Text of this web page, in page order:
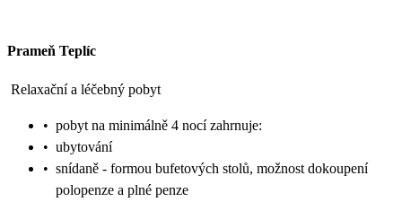
Prameň Teplíc
Relaxační a léčebný pobyt
• pobyt na minimálně 4 nocí zahrnuje:
• ubytování
• snídaně - formou bufetových stolů, možnost dokoupení
polopenze a plné penze